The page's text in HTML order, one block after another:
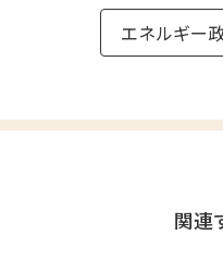
エネルギー
関連